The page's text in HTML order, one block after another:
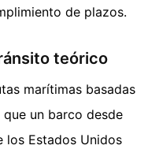
de plazos.
teórico
marítimas basadas
un barco desde
los Estados Unidos